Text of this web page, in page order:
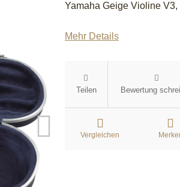
Yamaha Geige Violine
Mehr Details
Teilen Bewertung
Vergleichen